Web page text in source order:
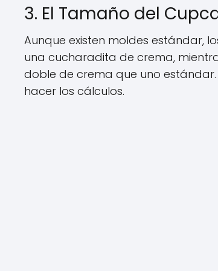
3. El Tamaño del
Aunque existen moldes estándar,
una cucharadita de crema,
doble de crema que uno
hacer los cálculos.